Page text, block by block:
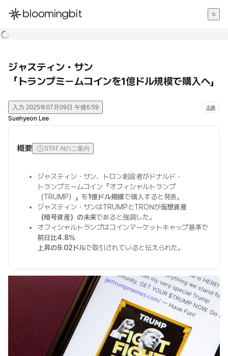
한국어
ジャスティン・サン
「トランプミームコインを1億ドル規模で購入へ」
入力 2025年07月09日 午後6:59 出典
Suehyeon Lee
概要 STAT AIのご案内
ジャスティン・サン、トロン創設者がドナルド・
トランプミームコイン『オフィシャルトランプ
（TRUMP）』を1億ドル規模で購入すると発表。
ジャスティン・サンはTRUMPとTRONが仮想資産
（暗号資産）の未来であると強調した。
オフィシャルトランプはコインマーケットキャップ基準で
前日比4.8%
上昇の9.02ドルで取引されていると伝えられた。